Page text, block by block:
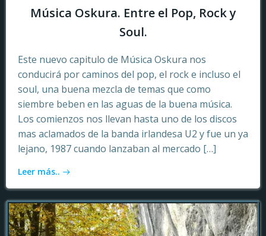
Música Oskura. Entre el Pop, Rock y
Soul.
Este nuevo capitulo de Música Oskura nos
conducirá por caminos del pop, el rock e incluso el
soul, una buena mezcla de temas que como
siembre beben en las aguas de la buena música.
Los comienzos nos llevan hasta uno de los discos
mas aclamados de la banda irlandesa U2 y fue un ya
lejano, 1987 cuando lanzaban al mercado […]
Leer más..